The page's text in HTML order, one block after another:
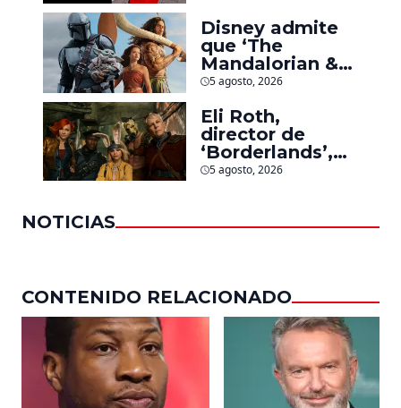
de Marvel, Pixar
y ‘Star Wars’
Disney admite
que ‘The
Mandalorian &
Grogu’ y
decepciones en
taquilla pero
lograron algo
especial
5 agosto, 2026
Eli Roth,
director de
‘Borderlands’,
culpa al estudio
5 agosto, 2026
NOTICIAS
CONTENIDO RELACIONADO